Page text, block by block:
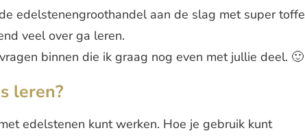
edelstenengroothandel aan de slag met super toffe
veel over ga leren.
binnen die ik graag nog even met jullie deel. 🙂
leren?
edelstenen kunt werken. Hoe je gebruik kunt